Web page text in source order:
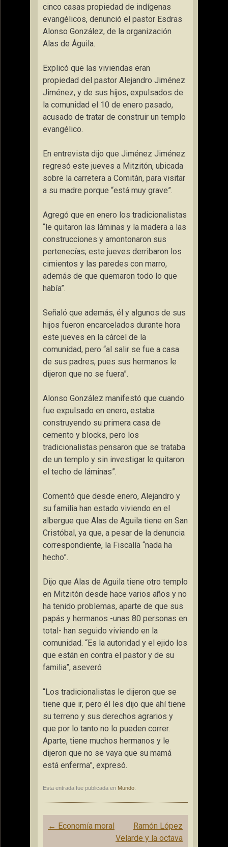
cinco casas propiedad de indígenas
evangélicos, denunció el pastor Esdras
Alonso González, de la organización
Alas de Águila.
Explicó que las viviendas eran
propiedad del pastor Alejandro Jiménez
Jiménez, y de sus hijos, expulsados de
la comunidad el 10 de enero pasado,
acusado de tratar de construir un templo
evangélico.
En entrevista dijo que Jiménez Jiménez
regresó este jueves a Mitzitón, ubicada
sobre la carretera a Comitán, para visitar
a su madre porque “está muy grave”.
Agregó que en enero los tradicionalistas
“le quitaron las láminas y la madera a las
construcciones y amontonaron sus
pertenecías; este jueves derribaron los
cimientos y las paredes con marro,
además de que quemaron todo lo que
había”.
Señaló que además, él y algunos de sus
hijos fueron encarcelados durante hora
este jueves en la cárcel de la
comunidad, pero “al salir se fue a casa
de sus padres, pues sus hermanos le
dijeron que no se fuera”.
Alonso González manifestó que cuando
fue expulsado en enero, estaba
construyendo su primera casa de
cemento y blocks, pero los
tradicionalistas pensaron que se trataba
de un templo y sin investigar le quitaron
el techo de láminas”.
Comentó que desde enero, Alejandro y
su familia han estado viviendo en el
albergue que Alas de Aguila tiene en San
Cristóbal, ya que, a pesar de la denuncia
correspondiente, la Fiscalía “nada ha
hecho”.
Dijo que Alas de Aguila tiene otro templo
en Mitzitón desde hace varios años y no
ha tenido problemas, aparte de que sus
papás y hermanos -unas 80 personas en
total- han seguido viviendo en la
comunidad. “Es la autoridad y el ejido los
que están en contra el pastor y de su
familia”, aseveró
“Los tradicionalistas le dijeron que se
tiene que ir, pero él les dijo que ahí tiene
su terreno y sus derechos agrarios y
que por lo tanto no lo pueden correr.
Aparte, tiene muchos hermanos y le
dijeron que no se vaya que su mamá
está enferma”, expresó.
Esta entrada fue publicada en Mundo
Navegación
← Economía moral
Ramón López
Velarde y la octava